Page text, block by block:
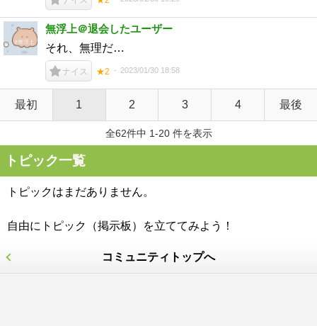
無浮上＠退会したユーザー
それ、無理だ…
ナイス ★2 2023/01/30 18:58
最初 1 2 3 4 最後
全62件中 1-20 件を表示
トピック一覧
トピックはまだありません。
自由にトピック（掲示板）を立ててみよう！
コミュニティトップへ